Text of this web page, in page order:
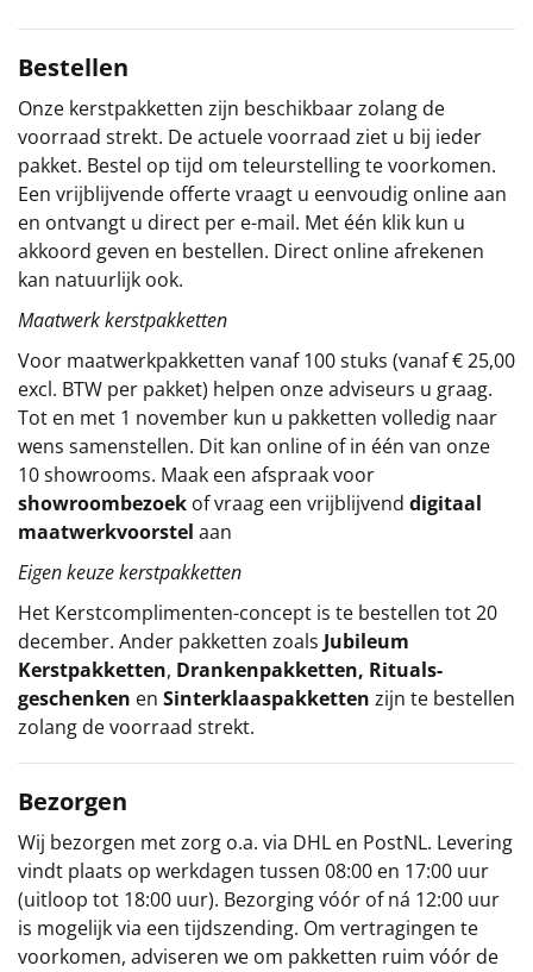
Kerstgeschenken 2026
Relatiegeschenken
Cadeaubon
Per stuk
Alle overige
Bestellen
Onze kerstpakketten zijn beschikbaar zolang de
voorraad strekt. De actuele voorraad ziet u bij ieder
pakket. Bestel op tijd om teleurstelling te voorkomen.
Een vrijblijvende offerte vraagt u eenvoudig online aan
en ontvangt u direct per e-mail. Met één klik kun u
akkoord geven en bestellen. Direct online afrekenen
kan natuurlijk ook.
Maatwerk kerstpakketten
Voor maatwerkpakketten vanaf 100 stuks (vanaf € 25,00
excl. BTW per pakket) helpen onze adviseurs u graag.
Tot en met 1 november kun u pakketten volledig naar
wens samenstellen. Dit kan online of in één van onze
10 showrooms. Maak een afspraak voor
showroombezoek of vraag een vrijblijvend digitaal
maatwerkvoorstel aan
Eigen keuze kerstpakketten
Het Kerstcomplimenten-concept is te bestellen tot 20
december. Ander pakketten zoals Jubileum
Kerstpakketten, Drankenpakketten, Rituals-
geschenken en Sinterklaaspakketten zijn te bestellen
zolang de voorraad strekt.
Bezorgen
Wij bezorgen met zorg o.a. via DHL en PostNL. Levering
vindt plaats op werkdagen tussen 08:00 en 17:00 uur
(uitloop tot 18:00 uur). Bezorging vóór of ná 12:00 uur
is mogelijk via een tijdszending. Om vertragingen te
voorkomen, adviseren we om pakketten ruim vóór de